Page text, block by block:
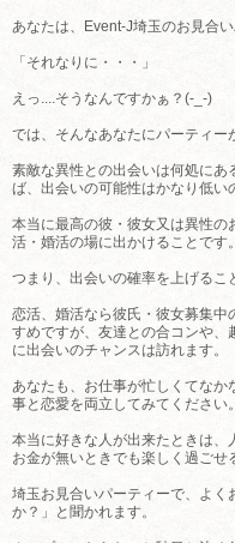
あなたは、Event-J埼玉のお見合
「それなりに・・・」
えっ....そうなんですかぁ？(-_-)
では、そんなあなたにパーティー
素敵な異性との出会いは何処に
ば、出会いの可能性はかなり低い
本当に最高の彼・彼女又は異性
活・婚活の場に出かけることです。
つまり、出会いの確率を上げるこ
恋活、婚活なら彼氏・彼女募集
すめですが、友達との合コンや
に出会いのチャンスは訪れます。
あなたも、お仕事が忙しくてな
事と恋愛を両立してみてください。
本当に好きな人が出来たときは、
お金が無いときでも楽しく過ごせ
埼玉お見合いパーティーで、よ
か？」と聞かれます。